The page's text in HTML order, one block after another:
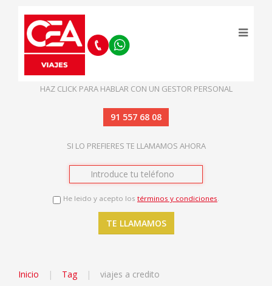
HAZ CLICK PARA HABLAR CON UN GESTOR PERSONAL
91 557 68 08
SI LO PREFIERES TE LLAMAMOS AHORA
He leido y acepto los términos y condiciones.
Inicio Tag viajes a credito